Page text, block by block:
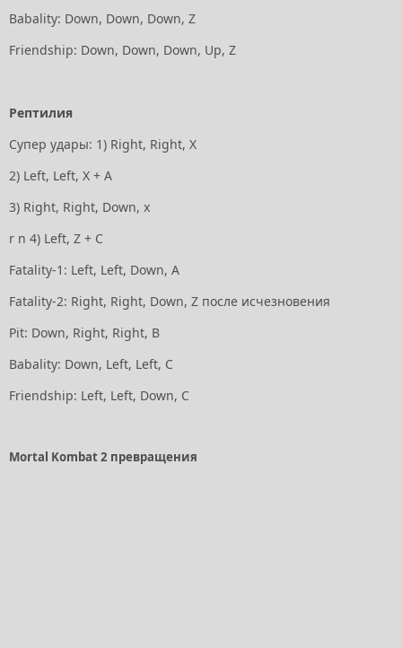
Babality: Down, Down, Down, Z
Friendship: Down, Down, Down, Up, Z
Рептилия
Супер удары: 1) Right, Right, Х
2) Left, Left, Х + А
3) Right, Right, Down, х
r n 4) Left, Z + C
Fatality-1: Left, Left, Down, А
Fatality-2: Right, Right, Down, Z после исчезновения
Pit: Down, Right, Right, В
Babality: Down, Left, Left, С
Friendship: Left, Left, Down, С
Mortal Kombat 2 превращения